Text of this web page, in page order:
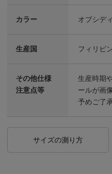
カラー オブシデ
生産国 フィリピ
その他仕様
注意点等
生産時期
ールが画
予めご了
サイズの測り方